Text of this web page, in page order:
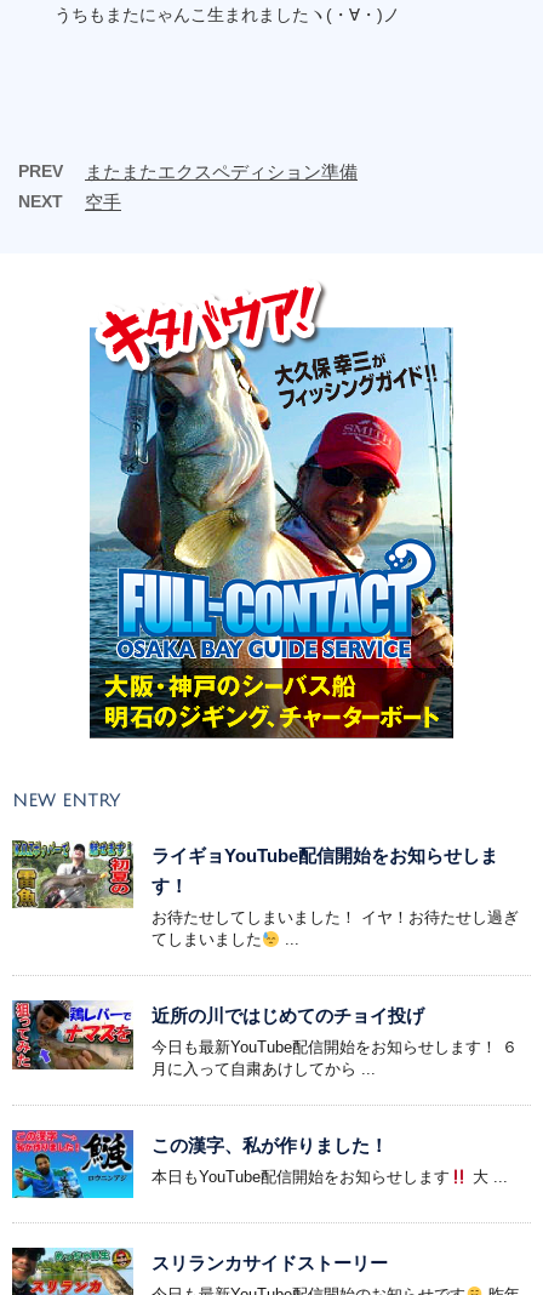
うちもまたにゃんこ生まれましたヽ(・∀・)ノ
PREV またまたエクスペディション準備
NEXT 空手
NEW ENTRY
ライギョYouTube配信開始をお知らせしま
す！
お待たせしてしまいました！ イヤ！お待たせし過ぎ
てしまいました
...
近所の川ではじめてのチョイ投げ
今日も最新YouTube配信開始をお知らせします！ ６
月に入って自粛あけしてから ...
この漢字、私が作りました！
本日もYouTube配信開始をお知らせします 大 ...
スリランカサイドストーリー